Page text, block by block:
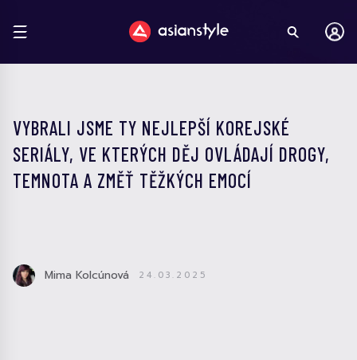
VYBRALI JSME TY NEJLEPŠÍ KOREJSKÉ
SERIÁLY, VE KTERÝCH DĚJ OVLÁDAJÍ DROGY,
TEMNOTA A ZMĚŤ TĚŽKÝCH EMOCÍ
Mima Kolcúnová 24.03.2025